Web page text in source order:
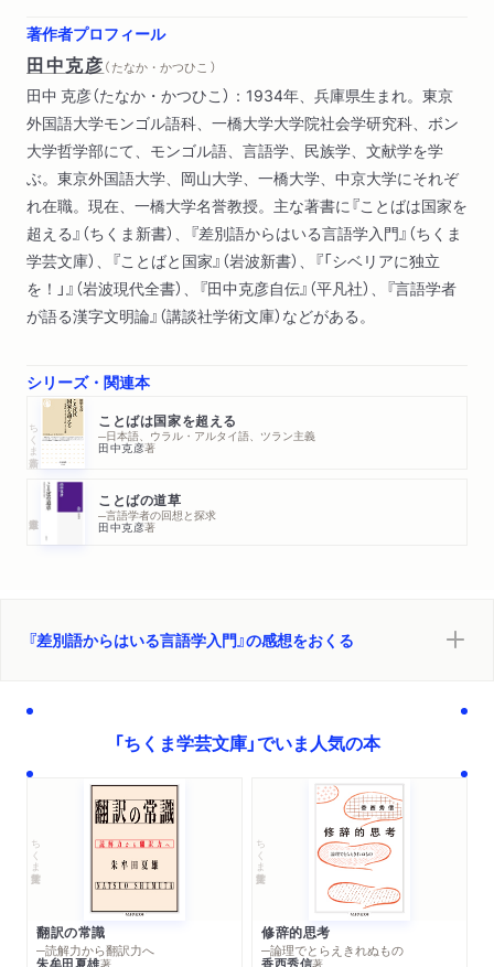
豊橋豚のナマクビ事件の巻
あとがき
ちくま学芸文庫版あとがき
参考文献一覧
解説 礫川全次
著作者プロフィール
田中克彦（ たなか・かつひこ ）
田中 克彦（たなか・かつひこ）：1934年、兵庫県生まれ。東京
外国語大学モンゴル語科、一橋大学大学院社会学研究科、ボン
大学哲学部にて、モンゴル語、言語学、民族学、文献学を学
ぶ。東京外国語大学、岡山大学、一橋大学、中京大学にそれぞ
れ在職。現在、一橋大学名誉教授。主な著書に『ことばは国家を
超える』（ちくま新書）、『差別語からはいる言語学入門』（ちくま
学芸文庫）、『ことばと国家』（岩波新書）、『「シベリアに独立
を！」』（岩波現代全書）、『田中克彦自伝』（平凡社）、『言語学者
が語る漢字文明論』（講談社学術文庫）などがある。
シリーズ・関連本
ちくま新書 ことばは国家を超える
─日本語、ウラル・アルタイ語、ツラン主義
田中克彦著
ことばの道草
─言語学者の回想と探求
田中克彦著
『差別語からはいる言語学入門』の感想をおくる
「ちくま学芸文庫」でいま人気の本
ちくま学芸文庫
翻訳の常識
─読解力から翻訳力へ
著
ちくま学芸文庫
修辞的思考
─論理でとらえきれぬもの
著